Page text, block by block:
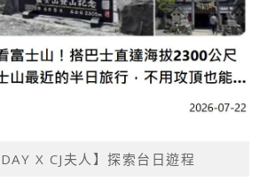
X CJ夫人】探索台日遊程